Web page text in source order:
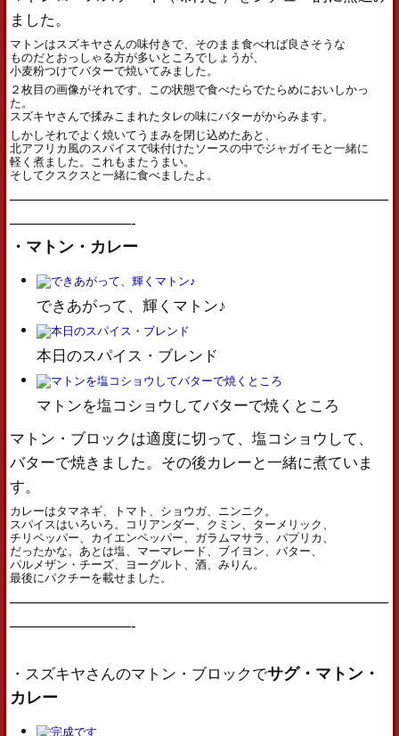
ました。
マトンはスズキヤさんの味付きで、そのまま食べれば良さそうな
ものだとおっしゃる方が多いところでしょうが、
小麦粉つけてバターで焼いてみました。
２枚目の画像がそれです。この状態で食べたらでたらめにおいしかっ
た。
スズキヤさんで揉みこまれたタレの味にバターがからみます。
しかしそれでよく焼いてうまみを閉じ込めたあと、
北アフリカ風のスパイスで味付けたソースの中でジャガイモと一緒に
軽く煮ました。これもまたうまい。
そしてクスクスと一緒に食べましたよ。
—————————————————————————
————————-
・マトン・カレー
できあがって、輝くマトン♪
本日のスパイス・ブレンド
マトンを塩コショウしてバターで焼くところ
マトン・ブロックは適度に切って、塩コショウして、
バターで焼きました。その後カレーと一緒に煮ていま
す。
カレーはタマネギ、トマト、ショウガ、ニンニク。
スパイスはいろいろ。コリアンダー、クミン、ターメリック、
チリペッパー、カイエンペッパー、ガラムマサラ、パプリカ、
だったかな。あとは塩、マーマレード、ブイヨン、バター、
パルメザン・チーズ、ヨーグルト、酒、みりん。
最後にパクチーを載せました。
—————————————————————————
————————-
・スズキヤさんのマトン・ブロックでサグ・マトン・
カレー